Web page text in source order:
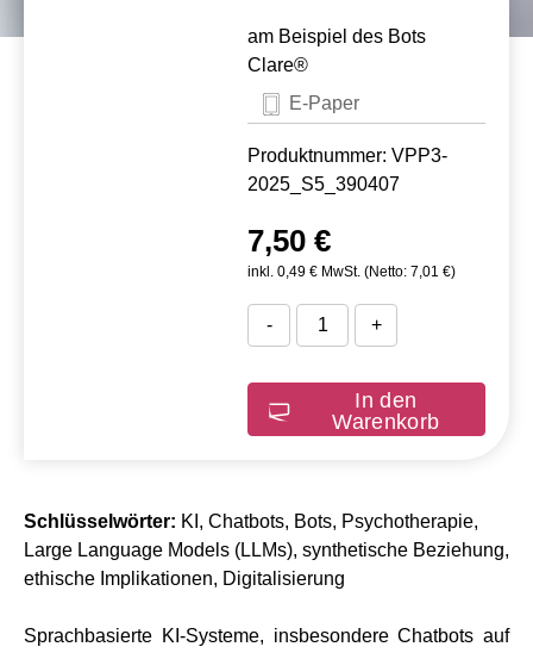
am Beispiel des Bots
Clare®
E-Paper
Produktnummer: VPP3-
2025_S5_390407
7,50 €
inkl. 0,49 € MwSt. (Netto: 7,01 €)
- +
In den
Warenkorb
Schlüsselwörter: KI, Chatbots, Bots, Psychotherapie,
Large Language Models (LLMs), synthetische Beziehung,
ethische Implikationen, Digitalisierung
Sprachbasierte KI-Systeme, insbesondere Chatbots auf